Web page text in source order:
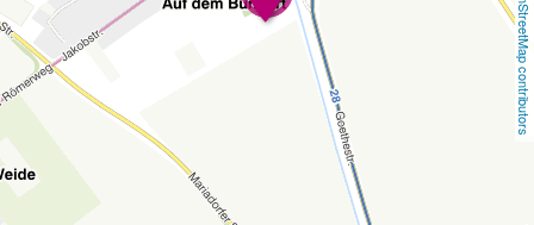
OpenStreetMap contributors